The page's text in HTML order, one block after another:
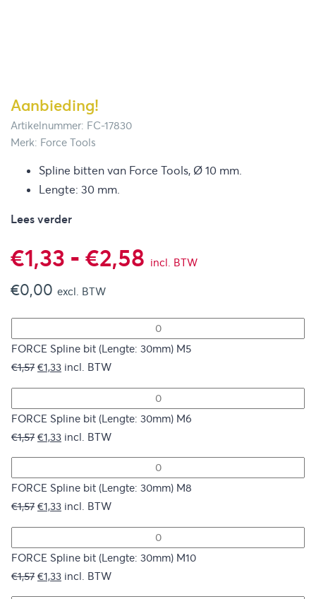
Aanbieding!
Artikelnummer: FC-17830
Merk: Force Tools
Spline bitten van Force Tools, Ø 10 mm.
Lengte: 30 mm.
Lees verder
€1,33 - €2,58 Prijsklasse:
tot
incl. BTW
€0,00 excl. BTW
FORCE Spline bit (Lengte: 30mm) M5
€1,57 Oorspronkelijke
€1,57.
€1,33Huidige
€1,33.
incl. BTW
FORCE Spline bit (Lengte: 30mm) M6
€1,57 Oorspronkelijke
€1,57.
€1,33Huidige
€1,33.
incl. BTW
FORCE Spline bit (Lengte: 30mm) M8
€1,57 Oorspronkelijke
€1,57.
€1,33Huidige
€1,33.
incl. BTW
FORCE Spline bit (Lengte: 30mm) M10
€1,57 Oorspronkelijke
€1,33Huidige
incl. BTW